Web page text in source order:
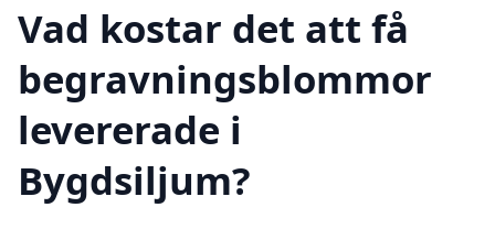
Vad kostar det att få
begravningsblommor
levererade i
Bygdsiljum?